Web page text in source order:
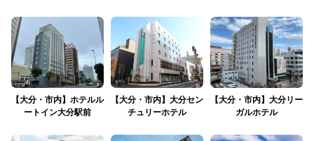
【大分・市内】ホテルル
ートイン大分駅前
【大分・市内】大分セン
チュリーホテル
【大分・市内】大分リー
ガルホテル